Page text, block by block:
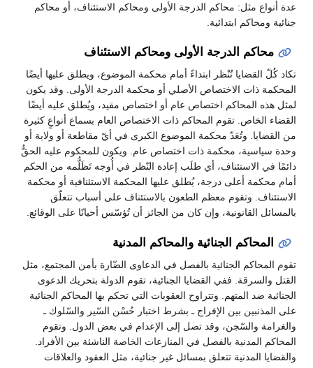
عدة أنواع مثل: محاكم الدرجة الأولى ومحاكم الاستئناف، أو محاكم
جنائية ومحاكم ابتدائية.
محاكم الدرجة الأولى ومحاكم الاستئناف
تكاد كُلّ القضايا تُنْظر ابتداءً أمام محكمة الموضوع، ويطلق عليها أيضًا
المحكمة ذات الاختصاص الأصلي أو محكمة الدرجة الأولى. وقد يكون
لمثل هذه المحاكم اختصاص عام أو اختصاص مقيد، ويُطلق عليه أيضًا
القضاء الخاص. تقوم المحاكم ذات الاختصاص العام بسماع أنواعٍ كثيرة
من القضايا. وتُعَدّ محكمة الموضوع الكبرى في أيّ مقاطعة أو ولاية أو
وحدة سياسية، محكمة ذات اختصاص عام. ويكون للمحكوم عليه الحقُّ
دائمًا في الاستئناف، أي طلَب إعادة النّظر في أُوجه تَظَلُّمه من الحكم
أمام محكمة أعلى درجة، يُطلق عليها المحكمة الاستئنافية أو محكمة
الاستئناف. وتقوم معظم الطعون بالاستئناف على أسباب تتعلّق
بالمسائل القانونية، وإن كان من الجائز أن تُؤسّس أحيانًا على الوقائع.
المحاكم الجنائية والمحاكم المدنية
تقوم المحاكم الجنائية بالفصل في الدعاوى الضّارة بأمن المجتمع، مثل
القتل والسرقة. ففي القضايا الجنائية، تقوم الدولة بتحريك الدعوى
الجنائية ضد المتهم. وتتراوح العقوبات التي تحكم بها المحاكم الجنائية
على المذنبين بين الإفراج ـ بشرط اختبار حُسْن السّير والسّلوك ـ
والغرامة والسّجن، وقد تصل إلى الإعدام في بعض الدول. وتقوم
المحاكم المدنية بالفصل في المنازعات الخاصة الناشئة بين الأفراد.
والقضايا المدنية تتعلق بمسائل غير جنائية، مثل العقود والعلاقات